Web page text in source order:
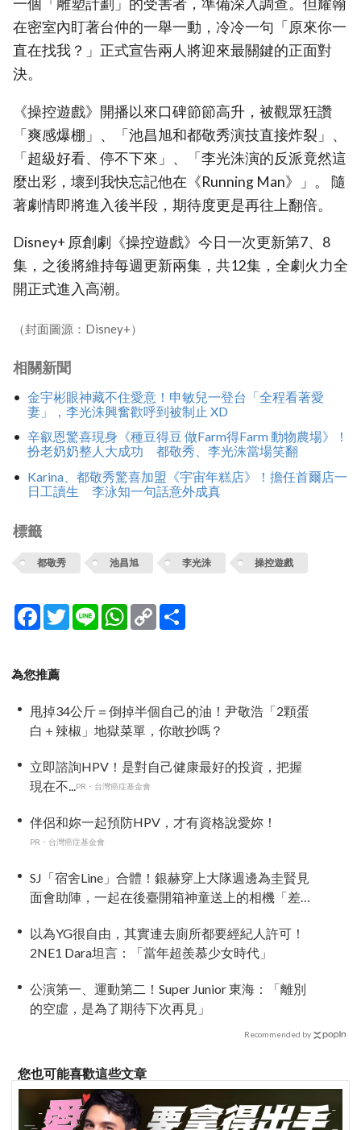
一個「雕塑計劃」的受害者，準備深入調查。但耀翰
在密室內盯著台仲的一舉一動，冷冷一句「原來你一
直在找我？」正式宣告兩人將迎來最關鍵的正面對
決。
《操控遊戲》開播以來口碑節節高升，被觀眾狂讚
「爽感爆棚」、「池昌旭和都敬秀演技直接炸裂」、
「超級好看、停不下來」、「李光洙演的反派竟然這
麼出彩，壞到我快忘記他在《Running Man》」。 隨
著劇情即將進入後半段，期待度更是再往上翻倍。
Disney+ 原創劇《操控遊戲》今日一次更新第7、8
集，之後將維持每週更新兩集，共12集，全劇火力全
開正式進入高潮。
（封面圖源：Disney+）
相關新聞
金宇彬眼神藏不住愛意！申敏兒一登台「全程看著愛
妻」，李光洙興奮歡呼到被制止 XD
辛叡恩驚喜現身《種豆得豆 做Farm得Farm 動物農場》！
扮老奶奶整人大成功 都敬秀、李光洙當場笑翻
Karina、都敬秀驚喜加盟《宇宙年糕店》！擔任首爾店一
日工讀生 李泳知一句話意外成真
標籤
都敬秀 池昌旭 李光洙 操控遊戲
Facebook
TwitterLine WhatsApp
Copy
Link
為您推薦
甩掉34公斤＝倒掉半個自己的油！尹敬浩「2顆蛋
白＋辣椒」地獄菜單，你敢抄嗎？
立即諮詢HPV！是對自己健康最好的投資，把握
現在不...PR・台灣癌症基金會
伴侶和妳一起預防HPV，才有資格說愛妳！
PR・台灣癌症基金會
SJ「宿舍Line」合體！銀赫穿上大隊週邊為圭賢見
面會助陣，一起在後臺開箱神童送上的相機「差
以為YG很自由，其實連去廁所都要經紀人許可！
2NE1 Dara坦言：「當年超羨慕少女時代」
公演第一、運動第二！Super Junior 東海：「離別
的空虛，是為了期待下次再見」
Recommended by
您也可能喜歡這些文章